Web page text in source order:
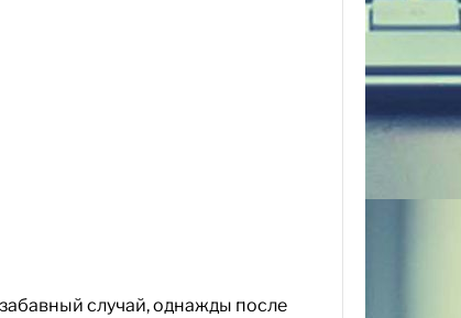
случай, однажды после